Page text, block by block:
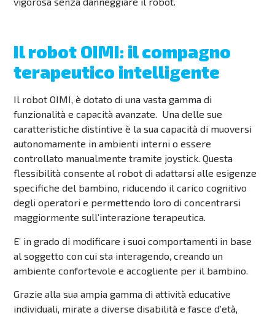
Il robot OIMI: il compagno
terapeutico intelligente
Il robot OIMI, è dotato di una vasta gamma di
funzionalità e capacità avanzate. Una delle sue
caratteristiche distintive è la sua capacità di muoversi
autonomamente in ambienti interni o essere
controllato manualmente tramite joystick. Questa
flessibilità consente al robot di adattarsi alle esigenze
specifiche del bambino, riducendo il carico cognitivo
degli operatori e permettendo loro di concentrarsi
maggiormente sull’interazione terapeutica.
E’ in grado di modificare i suoi comportamenti in base
al soggetto con cui sta interagendo, creando un
ambiente confortevole e accogliente per il bambino.
Grazie alla sua ampia gamma di attività educative
individuali, mirate a diverse disabilità e fasce d’età,